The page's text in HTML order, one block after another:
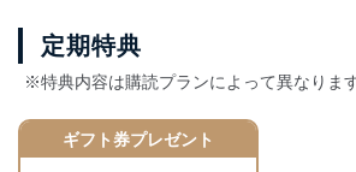
定期特典
※特典内容は購読プランによって異なります
ギフト券プレゼント